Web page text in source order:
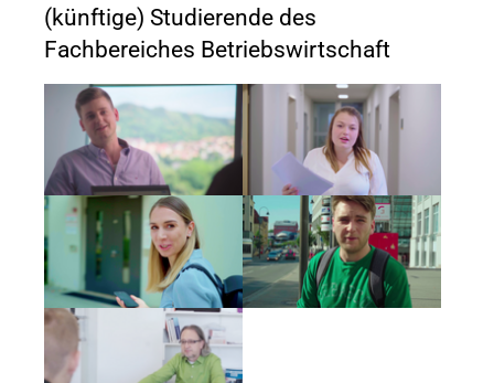
(künftige) Studierende des
Fachbereiches Betriebswirtschaft